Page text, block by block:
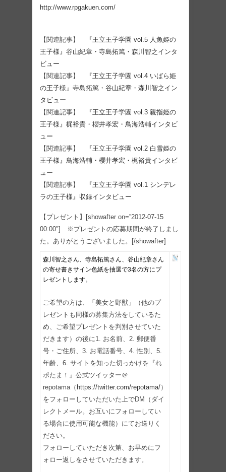
http://www.rpgakuen.com/
【関連記事】
『王立王子学園 vol.5 人魚姫の
王子様』谷山紀章・寺島拓篤・森川智之インタ
ビュー
【関連記事】
『王立王子学園 vol.4 いばら姫
の王子様』寺島拓篤・谷山紀章・森川智之イン
タビュー
【関連記事】
『王立王子学園 vol.3 親指姫の
王子様』梶裕貴・櫻井孝宏・鳥海浩輔インタビ
ュー
【関連記事】
『王立王子学園 vol.2 白雪姫の
王子様』鳥海浩輔・櫻井孝宏・梶裕貴インタビ
ュー
【関連記事】
『王立王子学園 vol.1 シンデレ
ラの王子様』収録インタビュー
【プレゼント】 [showafter on=”2012-07-15
00:00″]
※プレゼントの応募期間が終了しまし
た。ありがとうございました。 [/showafter]
森川智之さん、寺島拓篤さん、谷山紀章さん
の寄せ書きサイン色紙を抽選で3名の方にプ
レゼントします。
ご希望の方は、「美女と野獣」（他のプ
レゼントも同様の募集方法をしているた
め、ご希望プレゼントを判別させていた
だきます）の後に1. お名前、2. 郵便番
号・ご住所、3. お電話番号、4. 性別、5.
年齢、6. サイトを知った切っかけを『れ
ポたま！』公式ツイッター＠
repotama（ https://twitter.com/repotama/）
をフォローしていただいた上でDM（ダイ
レクトメール。お互いにフォローしてい
る場合に使用可能な機能）にてお送りく
ださい。
フォローしていただき次第、お早めにフ
ォロー返しをさせていただきます。